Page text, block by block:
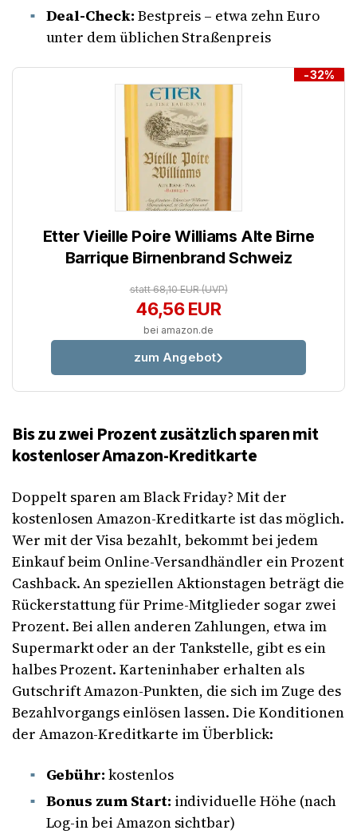
Deal-Check: Bestpreis – etwa zehn Euro
unter dem üblichen Straßenpreis
-32%
Etter Vieille Poire Williams Alte Birne
Barrique Birnenbrand Schweiz
statt 68,10 EUR(UVP)
46,56 EUR
bei amazon.de
zum Angebot
Bis zu zwei Prozent zusätzlich sparen mit
kostenloser Amazon-Kreditkarte
Doppelt sparen am Black Friday? Mit der
kostenlosen Amazon-Kreditkarte ist das möglich.
Wer mit der Visa bezahlt, bekommt bei jedem
Einkauf beim Online-Versandhändler ein Prozent
Cashback. An speziellen Aktionstagen beträgt die
Rückerstattung für Prime-Mitglieder sogar zwei
Prozent. Bei allen anderen Zahlungen, etwa im
Supermarkt oder an der Tankstelle, gibt es ein
halbes Prozent. Karteninhaber erhalten als
Gutschrift Amazon-Punkten, die sich im Zuge des
Bezahlvorgangs einlösen lassen. Die Konditionen
der Amazon-Kreditkarte im Überblick:
Gebühr: kostenlos
Bonus zum Start: individuelle Höhe (nach
Log-in bei Amazon sichtbar)